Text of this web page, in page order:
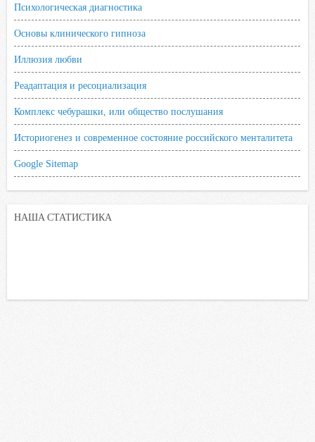
Психологическая диагностика
Основы клинического гипноза
Иллюзия любви
Реадаптация и ресоциализация
Комплекс чебурашки, или общество послушания
Историогенез и современное состояние российского менталитета
Google Sitemap
НАША СТАТИСТИКА